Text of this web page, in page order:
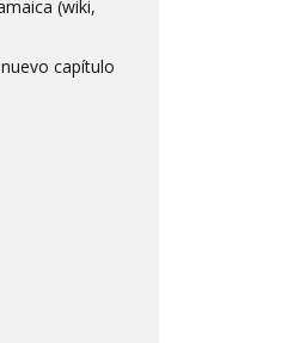
(wiki,
capítulo